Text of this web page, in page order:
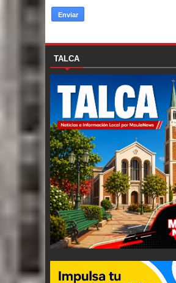
TALCA